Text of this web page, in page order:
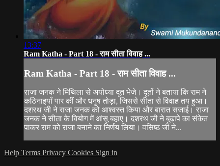
13:37
Ram Katha - Part 18 - राम सीता विवाह ...
Ram Katha - Part 18 - राम सीता विवाह ...
राजा जनक ने मिथिला से अयोध्या दूत भेजे। दूतों ने बताया कि राम ने
कठिनाइयाँ पार कीं और धनुष तोड़ा, जिससे सीता से विवाह तय हुआ।
दशरथ जी ने राजा जनक को आश्वस्त किया और बारात सजाई। राजा
जनक ने सीता के वियोग में आंसू बहाए। दशरथ जी ने बुढ़ापे का संकेत
पाकर राम को राजा बनाने का निर्णय लिया। वसिष्ठ जी ने...
Help Terms Privacy Cookies Sign in